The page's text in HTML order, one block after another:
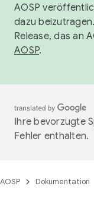
AOSP
dazu
Release, das an
AOSP.
Ihre bevorzugte
Fehler enthalten.
AOSP Dokumentation